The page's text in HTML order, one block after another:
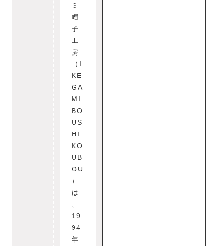
ミ
帽
子
工
房
（I
KE
GA
MI
BO
US
HI
KO
UB
OU
）
は
19
94
年